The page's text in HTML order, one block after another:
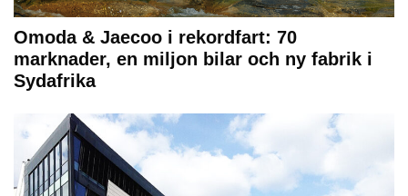
Omoda & Jaecoo i rekordfart: 70
marknader, en miljon bilar och ny fabrik i
Sydafrika